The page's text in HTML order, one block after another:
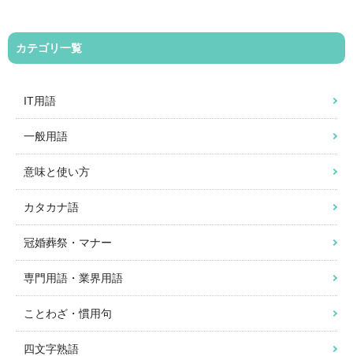
カテゴリ一覧
IT用語
一般用語
意味と使い方
カタカナ語
冠婚葬祭・マナー
専門用語・業界用語
ことわざ・慣用句
四文字熟語